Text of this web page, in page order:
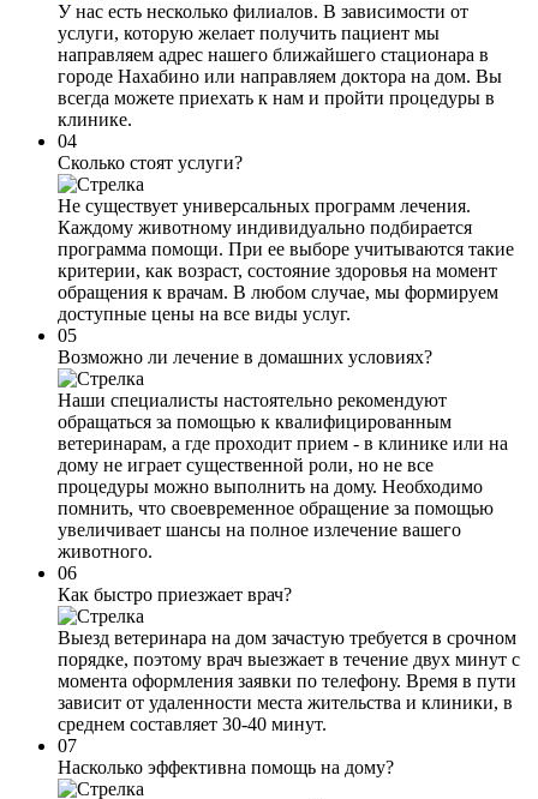
У нас есть несколько филиалов. В зависимости от
услуги, которую желает получить пациент мы
направляем адрес нашего ближайшего стационара в
городе Нахабино или направляем доктора на дом. Вы
всегда можете приехать к нам и пройти процедуры в
клинике.
04
Сколько стоят услуги?
Не существует универсальных программ лечения.
Каждому животному индивидуально подбирается
программа помощи. При ее выборе учитываются такие
критерии, как возраст, состояние здоровья на момент
обращения к врачам. В любом случае, мы формируем
доступные цены на все виды услуг.
05
Возможно ли лечение в домашних условиях?
Наши специалисты настоятельно рекомендуют
обращаться за помощью к квалифицированным
ветеринарам, а где проходит прием - в клинике или на
дому не играет существенной роли, но не все
процедуры можно выполнить на дому. Необходимо
помнить, что своевременное обращение за помощью
увеличивает шансы на полное излечение вашего
животного.
06
Как быстро приезжает врач?
Выезд ветеринара на дом зачастую требуется в срочном
порядке, поэтому врач выезжает в течение двух минут с
момента оформления заявки по телефону. Время в пути
зависит от удаленности места жительства и клиники, в
среднем составляет 30-40 минут.
07
Насколько эффективна помощь на дому?